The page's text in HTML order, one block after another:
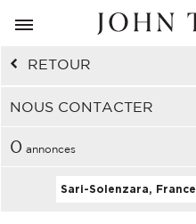
RETOUR
NOUS CONTACTER
0 annonces
Sari-Solenzara, France